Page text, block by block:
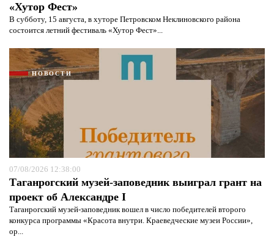
«Хутор Фест»
В субботу, 15 августа, в хуторе Петровском Неклиновского района
состоится летний фестиваль «Хутор Фест»...
НОВОСТИ
07/08/2026 12:38:00
Таганрогский музей-заповедник выиграл грант на
проект об Александре I
Таганрогский музей-заповедник вошел в число победителей второго
конкурса программы «Красота внутри. Краеведческие музеи России»,
ор...